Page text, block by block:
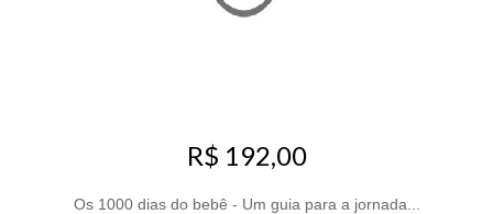
R$ 192,00
Os 1000 dias do bebê - Um guia para a jornada...